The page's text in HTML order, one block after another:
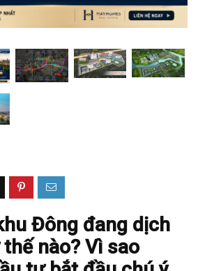
Đông đang dịch
nào? Vì sao